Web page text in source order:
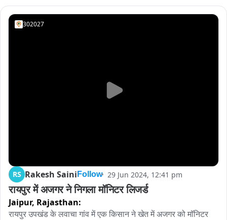
302027
RS Rakesh Saini Follow 29 Jun 2024, 12:41 pm
रायपुर में अजगर ने निगला मॉनिटर लिजर्ड
Jaipur, Rajasthan:
रायपुर उपखंड के लवाचा गांव में एक किसान ने खेत में अजगर को मॉनिटर